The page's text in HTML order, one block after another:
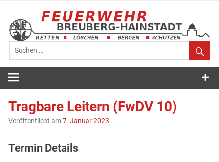
springen
Feuerwehr
Breuberg-
Hainstadt
Tragbare Leitern (FwDV 10)
Veröffentlicht am7. Januar 2023
Termin Details